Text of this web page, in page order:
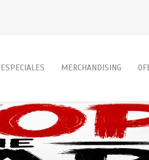
ESPECIALES MERCHANDISING